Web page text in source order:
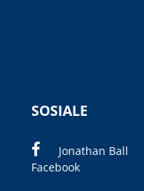
SOSIALE
Jonathan Ball
Facebook